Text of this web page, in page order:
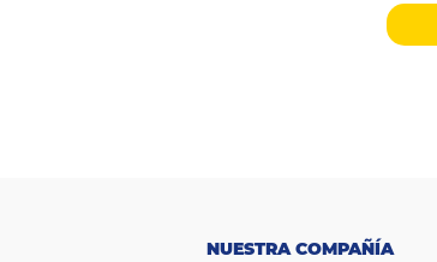
NUESTRA COMPAÑÍA